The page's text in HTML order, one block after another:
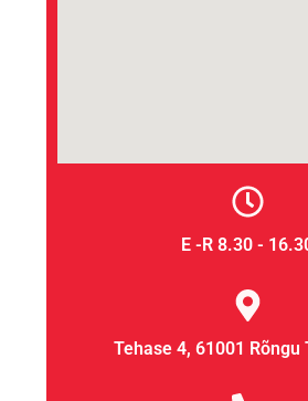
E -R 8.30 -
Tehase 4, 61001 Rõngu